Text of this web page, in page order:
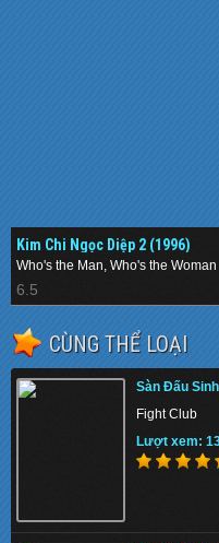
Kim Chi Ngọc Diệp 2 (1996)
Who's the Man, Who's the Woman
6.5
CÙNG THỂ LOẠI
Sàn Đấu
Fight Club
Lượt xem: